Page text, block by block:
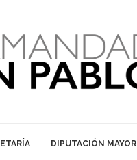
DIPUTACIÓN MAYOR